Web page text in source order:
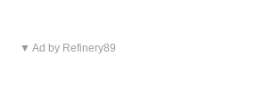
▼ Ad by Refinery89